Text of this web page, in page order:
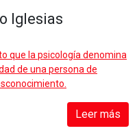
Iglesias
que la psicología denomina
de una persona de
Leer más